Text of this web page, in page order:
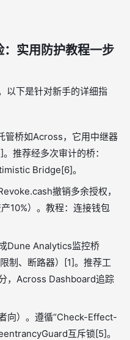
实用防护教程一步
以下是针对新手的详细指
管桥如Across，它用中继器
推荐经多次审计的桥：
Bridge[6]。
撤销多余授权，
10%）。教程：连接钱包
Dune Analytics监控桥
制、断路器）[1]。推荐工
，Across Dashboard追踪
者向）。遵循“Check-Effect-
互斥锁[5]。